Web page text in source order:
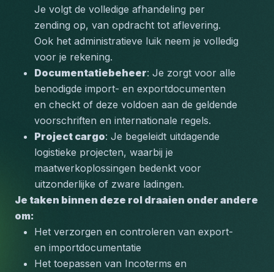
Je volgt de volledige afhandeling per
zending op, van opdracht tot aflevering.
Ook het administratieve luik neem je volledig
voor je rekening.
Documentatiebeheer: Je zorgt voor alle
benodigde import- en exportdocumenten
en checkt of deze voldoen aan de geldende
voorschriften en internationale regels.
Project cargo: Je begeleidt uitdagende
logistieke projecten, waarbij je
maatwerkoplossingen bedenkt voor
uitzonderlijke of zware ladingen.
Je taken binnen deze rol draaien onder andere
om:
Het verzorgen en controleren van export-
en importdocumentatie
Het toepassen van Incoterms en